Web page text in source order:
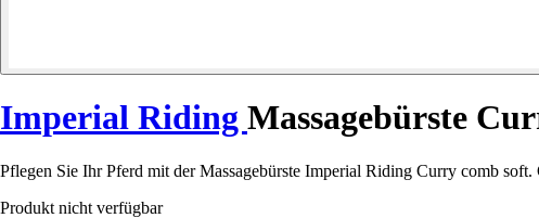
Imperial Riding Massagebürste
Pflegen Sie Ihr Pferd mit der Massagebürste Imperial Riding Curry comb
Produkt nicht verfügbar